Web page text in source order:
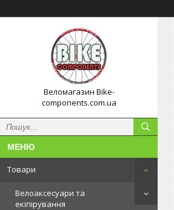
Веломагазин Bike-
components.com.ua
Товари
Велоаксесуари та
екіпірування